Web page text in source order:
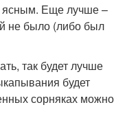
ясным. Еще лучше –
не было (либо был
так будет лучше
будет
сорняках можно